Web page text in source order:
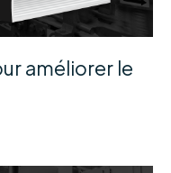
améliorer le